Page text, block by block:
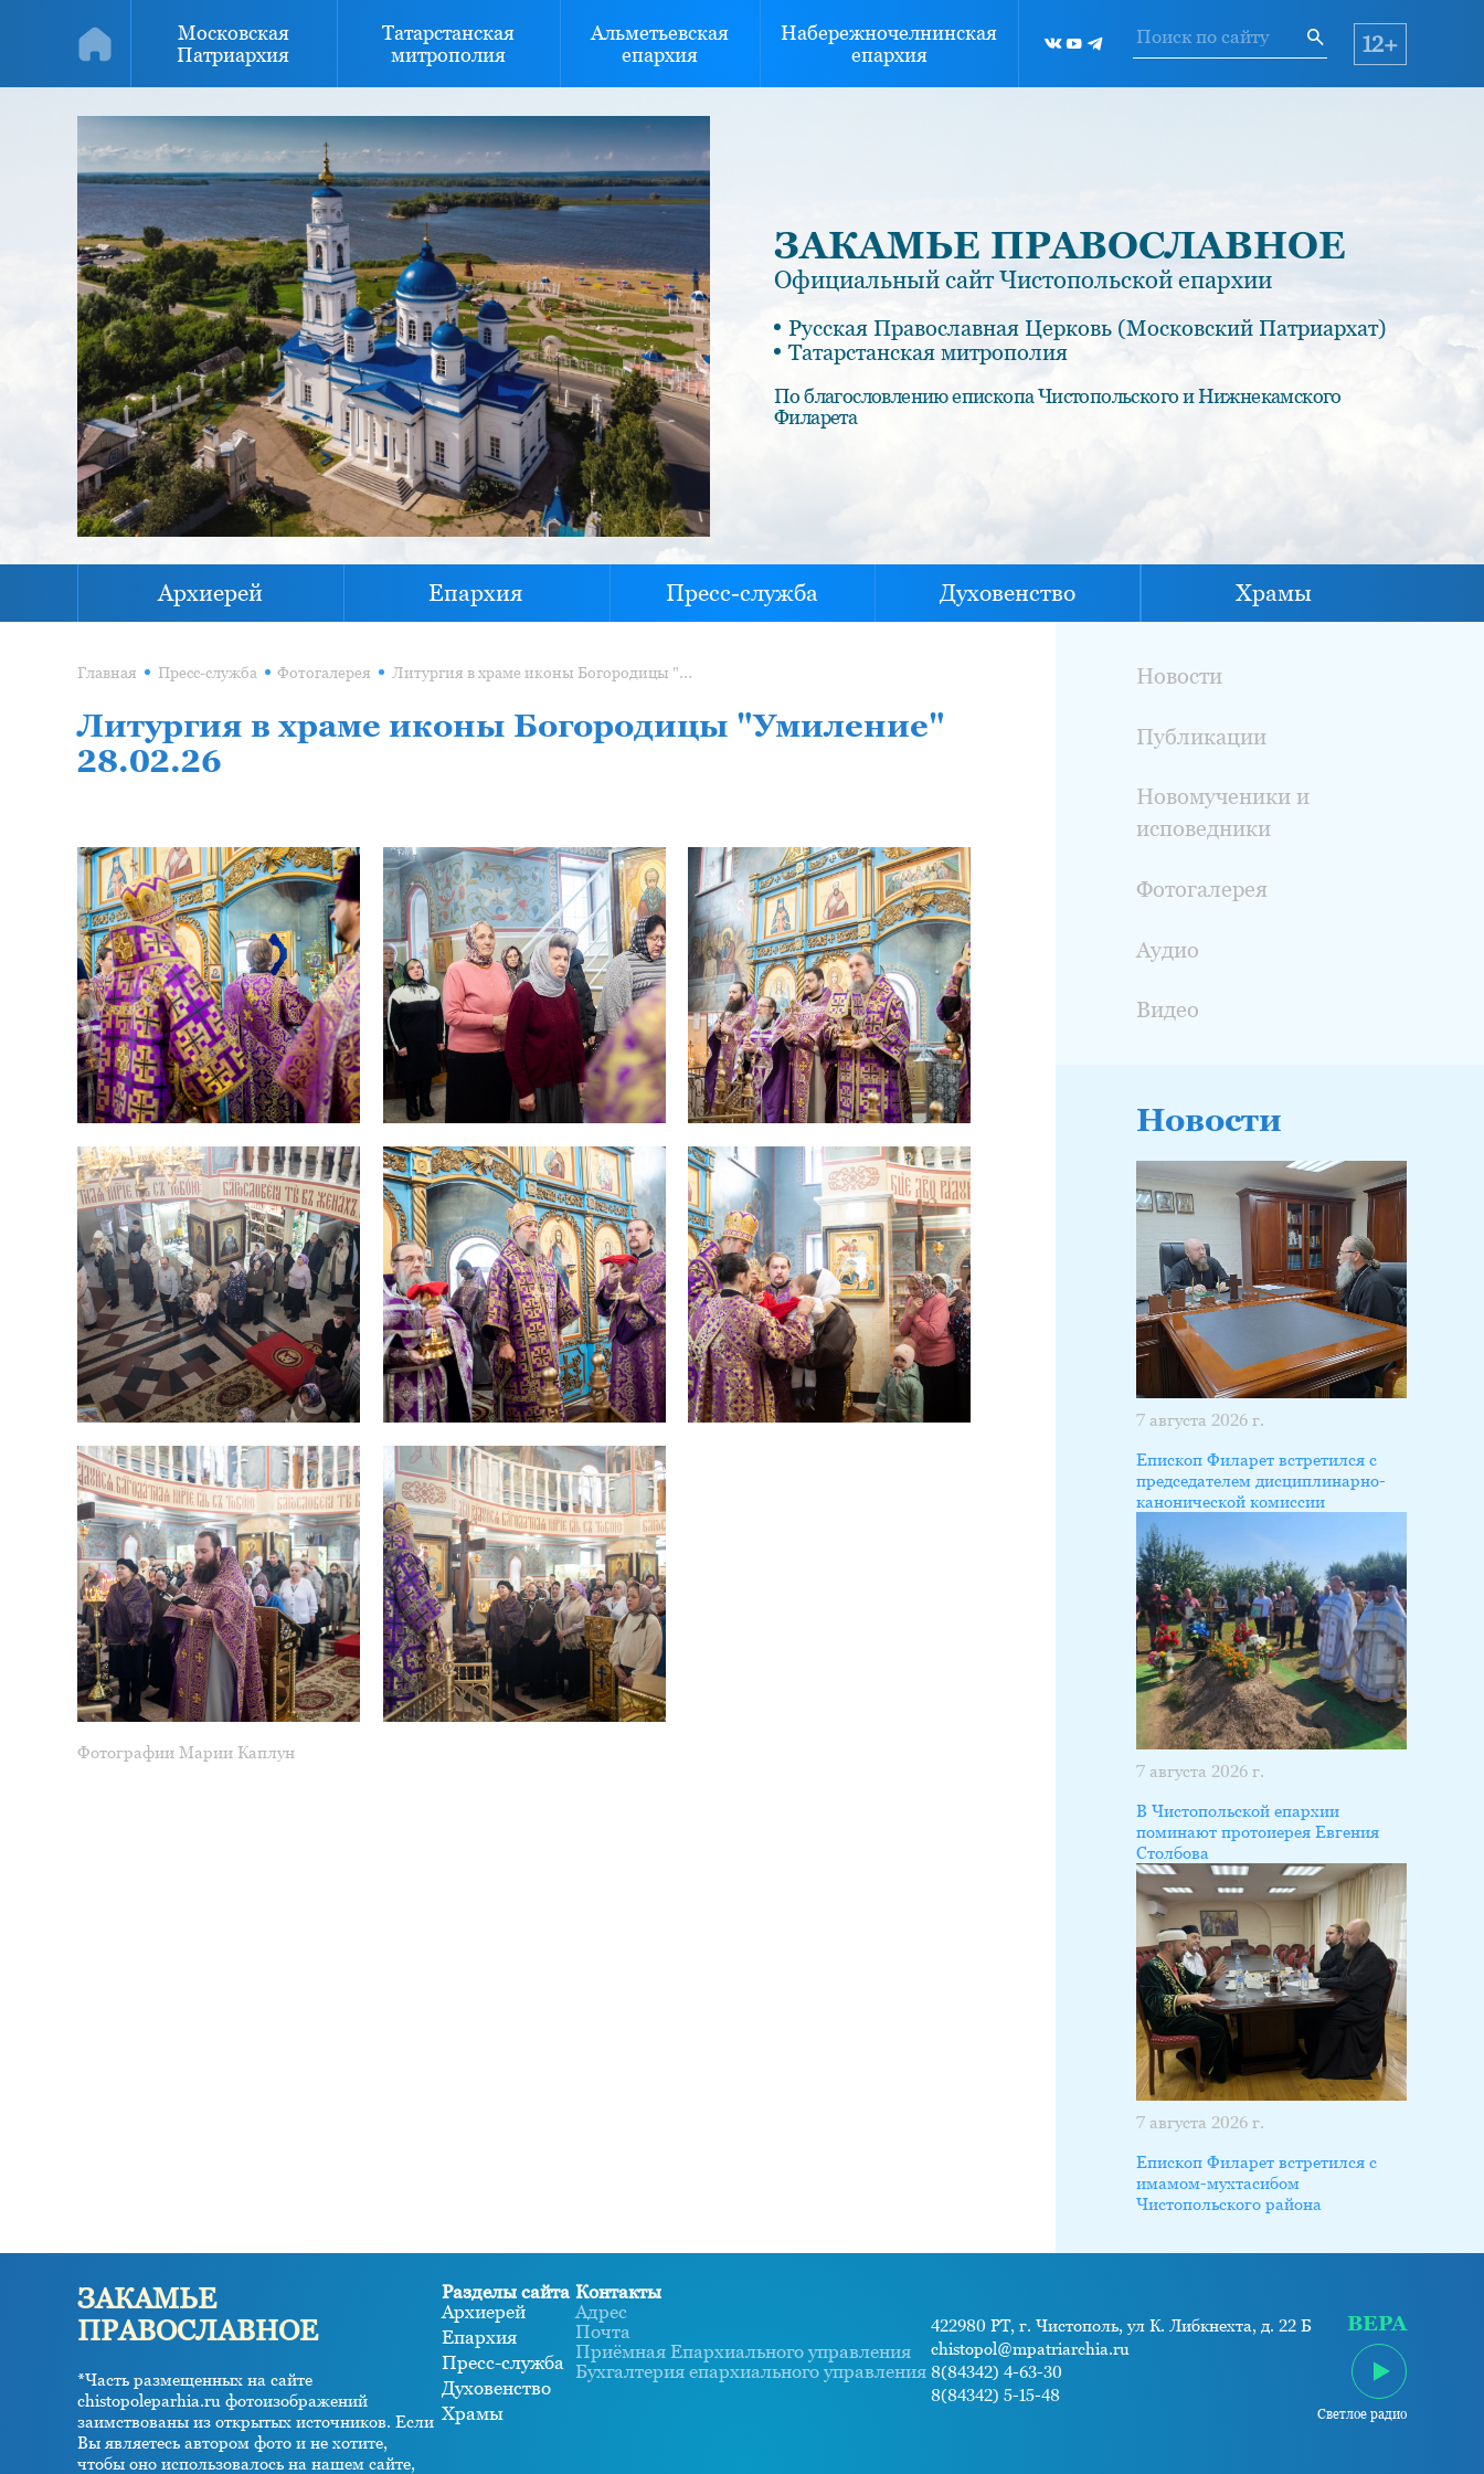
Московская
Патриархия
Татарстанская
митрополия
Альметьевская
епархия
Набережночелнинская
епархия
12+
ЗАКАМЬЕ ПРАВОСЛАВНОЕ
Официальный сайт Чистопольской епархии
Русская Православная Церковь (Московский Патриархат)
Татарстанская митрополия
По благословлению епископа Чистопольского и Нижнекамского
Филарета
Архиерей Епархия Пресс-служба Духовенство Храмы
Главная Пресс-служба Фотогалерея Литургия в храме иконы Богородицы "Умиление" 28.02.26
Литургия в храме иконы Богородицы "Умиление"
28.02.26
Фотографии Марии Каплун
Новости
Публикации
Новомученики и
исповедники
Фотогалерея
Аудио
Видео
Новости
7 августа 2026 г.
Епископ Филарет встретился с
председателем дисциплинарно-
канонической комиссии
7 августа 2026 г.
В Чистопольской епархии
поминают протоиерея Евгения
Столбова
7 августа 2026 г.
Епископ Филарет встретился с
имамом-мухтасибом
Чистопольского района
ЗАКАМЬЕ
ПРАВОСЛАВНОЕ
*Часть размещенных на сайте
chistopoleparhia.ru фотоизображений
заимствованы из открытых источников. Если
Вы являетесь автором фото и не хотите,
чтобы оно использовалось на нашем сайте,
Разделы сайта
Архиерей
Епархия
Пресс-служба
Духовенство
Храмы
Контакты
Адрес
Почта
Приёмная Епархиального управления
Бухгалтерия епархиального управления
422980 РТ, г. Чистополь, ул К. Либкнехта, д. 22 Б
chistopol@mpatriarchia.ru
8(84342) 4-63-30
8(84342) 5-15-48
ВЕРА
Светлое радио